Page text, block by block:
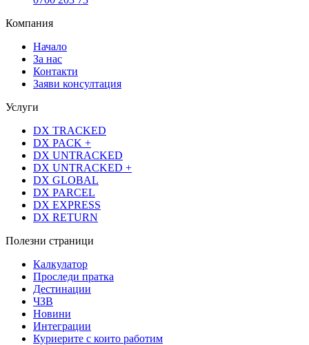
Компания
Начало
За нас
Контакти
Заяви консултация
Услуги
DX TRACKED
DX PACK +
DX UNTRACKED
DX UNTRACKED +
DX GLOBAL
DX PARCEL
DX EXPRESS
DX RETURN
Полезни страници
Калкулатор
Проследи пратка
Дестинации
ЧЗВ
Новини
Интеграции
Куриерите с които работим